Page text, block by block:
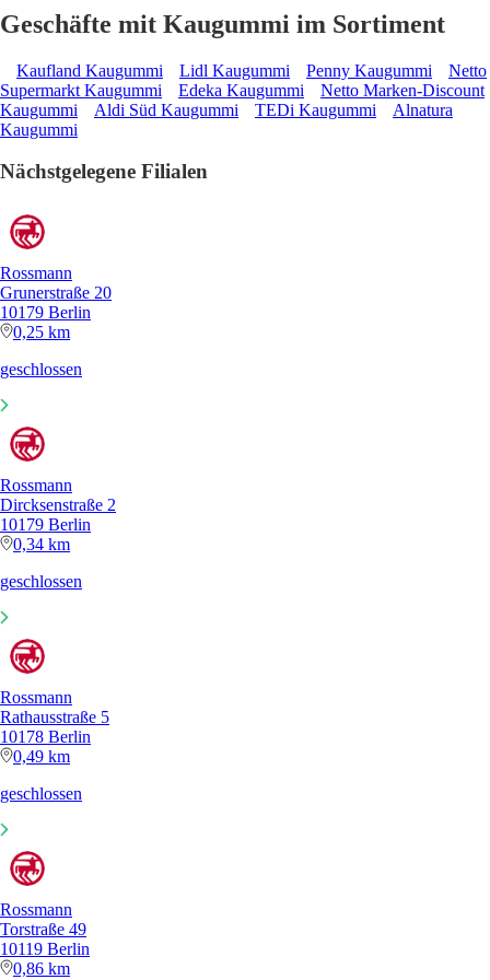
Geschäfte mit Kaugummi im Sortiment
Kaufland Kaugummi Lidl Kaugummi Penny Kaugummi
Netto
Supermarkt Kaugummi
Edeka Kaugummi
Netto Marken-Discount
Kaugummi
Aldi Süd Kaugummi TEDi Kaugummi
Alnatura
Kaugummi
Nächstgelegene Filialen
Rossmann
Grunerstraße 20
10179 Berlin
0,25 km
geschlossen
Rossmann
Dircksenstraße 2
10179 Berlin
0,34 km
geschlossen
Rossmann
Rathausstraße 5
10178 Berlin
0,49 km
geschlossen
Rossmann
Torstraße 49
10119 Berlin
0,86 km